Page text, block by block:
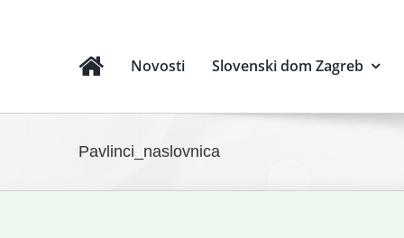
Novosti Slovenski dom Zagreb
Pavlinci_naslovnica